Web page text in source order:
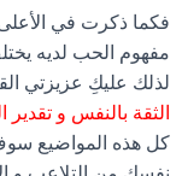
فكما ذكرت في
مفهوم الحب لديه
لذلك عليكِ عزيزتي
الثقة بالنفس و تقدير
كل هذه المواضيع